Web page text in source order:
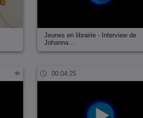
Jeunes en librairie - Interview de
Johanna…
00:04:25